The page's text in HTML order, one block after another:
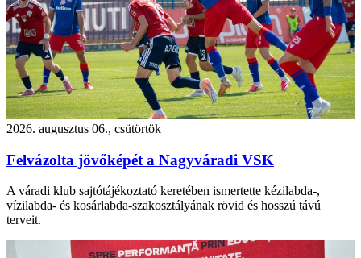
2026. augusztus 06., csütörtök
Felvázolta jövőképét a Nagyváradi VSK
A váradi klub sajtótájékoztató keretében ismertette kézilabda-,
vízilabda- és kosárlabda-szakosztályának rövid és hosszú távú
terveit.